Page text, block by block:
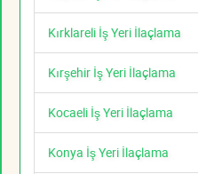
Kırklareli İş Yeri İlaçlama
Kırşehir İş Yeri İlaçlama
Kocaeli İş Yeri İlaçlama
Konya İş Yeri İlaçlama